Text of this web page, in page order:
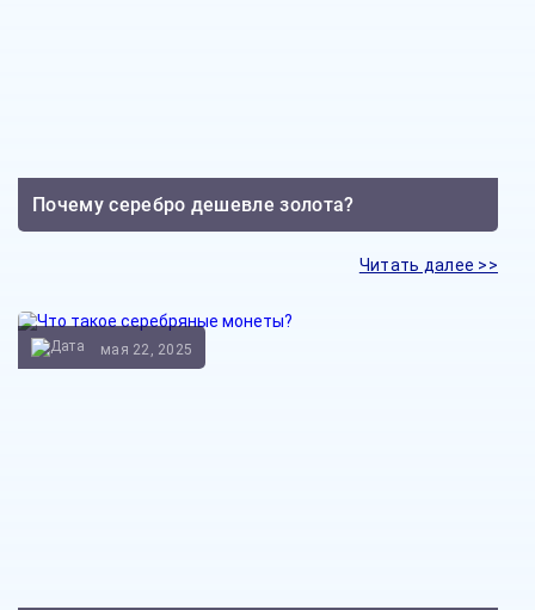
Почему серебро дешевле золота?
Читать далее >>
мая 22, 2025